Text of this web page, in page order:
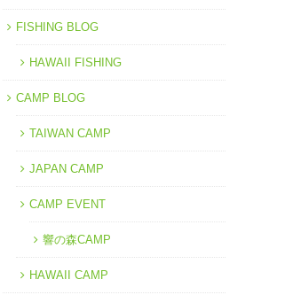
FISHING BLOG
HAWAII FISHING
CAMP BLOG
TAIWAN CAMP
JAPAN CAMP
CAMP EVENT
響の森CAMP
HAWAII CAMP